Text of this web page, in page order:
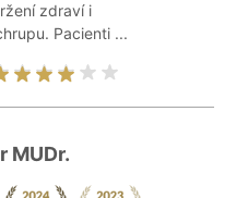
zdraví i
Pacienti ...
MUDr.